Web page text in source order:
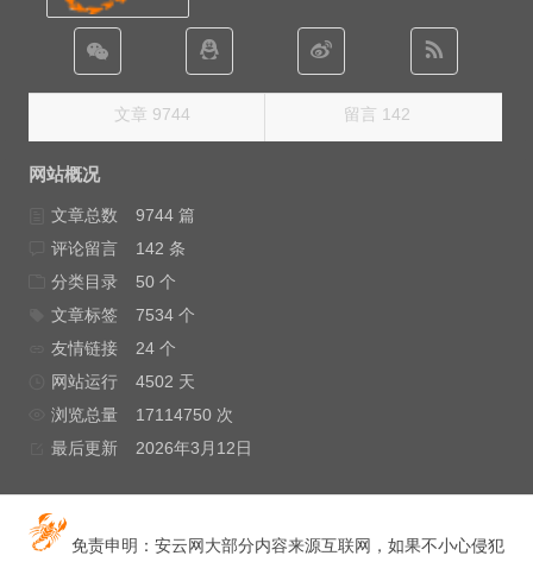
文章 9744 留言 142
网站概况
文章总数
9744 篇
评论留言
142 条
分类目录
50 个
文章标签
7534 个
友情链接
24 个
网站运行
4502 天
浏览总量
17114750 次
最后更新
2026年3月12日
免责申明：安云网大部分内容来源互联网，如果不小心侵犯